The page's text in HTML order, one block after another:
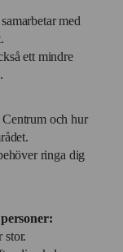
med
ett mindre
och hur
ringa dig
stor.